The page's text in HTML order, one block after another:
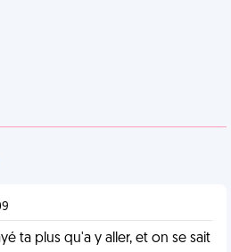
ta plus qu'a y aller, et on se sait